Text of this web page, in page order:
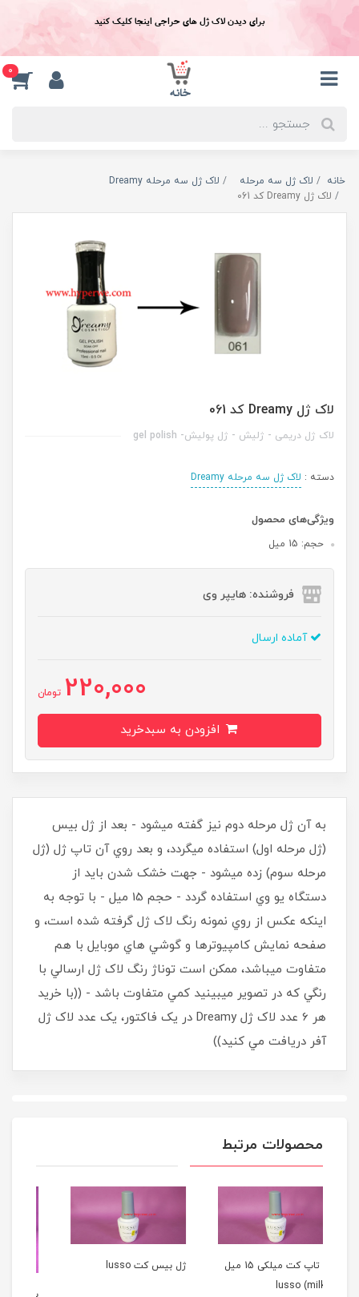
برای دیدن لاک ژل های حراجی اینجا کلیک کنید
0
خانه لاک ژل سه مرحله
لاک ژل سه مرحله Dreamy
لاک ژل Dreamy کد 061
لاک ژل Dreamy کد 061
لاک ژل دریمی - ژلیش - ژل پولیش- gel polish
دسته : لاک ژل سه مرحله Dreamy
ویژگی‌های محصول
حجم: 15 میل
فروشنده: هایپر وی
آماده ارسال
220,000 تومان
به آن ژل مرحله دوم نيز گفته ميشود - بعد از ژل بيس
(ژل مرحله اول) استفاده ميگردد، و بعد روي آن تاپ ژل (ژل
مرحله سوم) زده ميشود - جهت خشک شدن بايد از
دستگاه يو وي استفاده گردد - حجم 15 ميل - با توجه به
اينکه عکس از روي نمونه رنگ لاک ژل گرفته شده است، و
صفحه نمايش کامپيوترها و گوشي هاي موبايل با هم
متفاوت ميباشد، ممکن است توناژ رنگ لاک ژل ارسالي با
رنگي که در تصوير ميبينيد کمي متفاوت باشد - ((با خريد
هر 6 عدد لاک ژل Dreamy در يک فاکتور، يک عدد لاک ژل
آفر دريافت مي کنيد))
محصولات مرتبط
ژل بيس کت lusso